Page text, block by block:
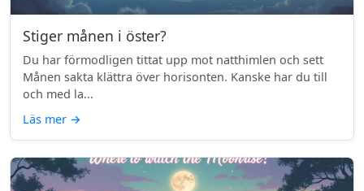
Stiger månen i öster?
Du har förmodligen tittat upp mot natthimlen och sett
Månen sakta klättra över horisonten. Kanske har du till
och med la...
Läs mer →